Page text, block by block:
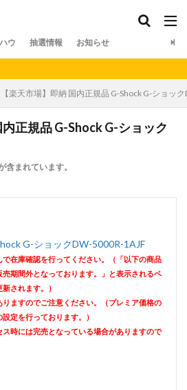
ウ 抽選情報 お知らせ
【楽天市場】即納 国内正規品 G-Shock G-ショッ
内正規品 G-Shock G-ショック
含まれています。
G-ショックDW-5000R-1AJF
在庫確認を行ってください。（「以下の商品
期間外となっております。」と表示されるペ
されます。）
ますのでご注意ください。（プレミア価格の
定を行っております。）
時には完売となっている場合がありますので